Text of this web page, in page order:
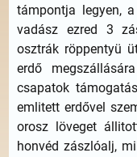
támpontja legyen,
vadász ezred 3
osztrák röppentyü
erdő
csapatok
emlitett erdővel
orosz löveget
honvéd zászlóalj,